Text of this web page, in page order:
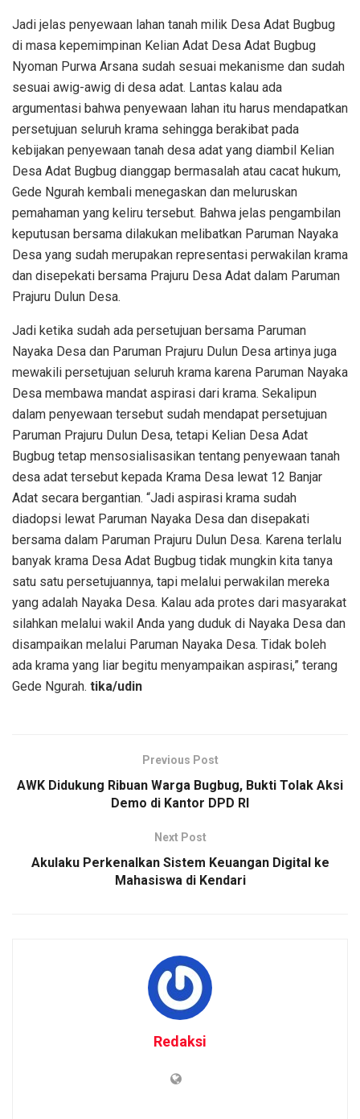
Jadi jelas penyewaan lahan tanah milik Desa Adat Bugbug
di masa kepemimpinan Kelian Adat Desa Adat Bugbug
Nyoman Purwa Arsana sudah sesuai mekanisme dan sudah
sesuai awig-awig di desa adat. Lantas kalau ada
argumentasi bahwa penyewaan lahan itu harus mendapatkan
persetujuan seluruh krama sehingga berakibat pada
kebijakan penyewaan tanah desa adat yang diambil Kelian
Desa Adat Bugbug dianggap bermasalah atau cacat hukum,
Gede Ngurah kembali menegaskan dan meluruskan
pemahaman yang keliru tersebut. Bahwa jelas pengambilan
keputusan bersama dilakukan melibatkan Paruman Nayaka
Desa yang sudah merupakan representasi perwakilan krama
dan disepekati bersama Prajuru Desa Adat dalam Paruman
Prajuru Dulun Desa.
Jadi ketika sudah ada persetujuan bersama Paruman
Nayaka Desa dan Paruman Prajuru Dulun Desa artinya juga
mewakili persetujuan seluruh krama karena Paruman Nayaka
Desa membawa mandat aspirasi dari krama. Sekalipun
dalam penyewaan tersebut sudah mendapat persetujuan
Paruman Prajuru Dulun Desa, tetapi Kelian Desa Adat
Bugbug tetap mensosialisasikan tentang penyewaan tanah
desa adat tersebut kepada Krama Desa lewat 12 Banjar
Adat secara bergantian. “Jadi aspirasi krama sudah
diadopsi lewat Paruman Nayaka Desa dan disepakati
bersama dalam Paruman Prajuru Dulun Desa. Karena terlalu
banyak krama Desa Adat Bugbug tidak mungkin kita tanya
satu satu persetujuannya, tapi melalui perwakilan mereka
yang adalah Nayaka Desa. Kalau ada protes dari masyarakat
silahkan melalui wakil Anda yang duduk di Nayaka Desa dan
disampaikan melalui Paruman Nayaka Desa. Tidak boleh
ada krama yang liar begitu menyampaikan aspirasi,” terang
Gede Ngurah. tika/udin
Previous Post
AWK Didukung Ribuan Warga Bugbug, Bukti Tolak Aksi
Demo di Kantor DPD RI
Next Post
Akulaku Perkenalkan Sistem Keuangan Digital ke
Mahasiswa di Kendari
Redaksi